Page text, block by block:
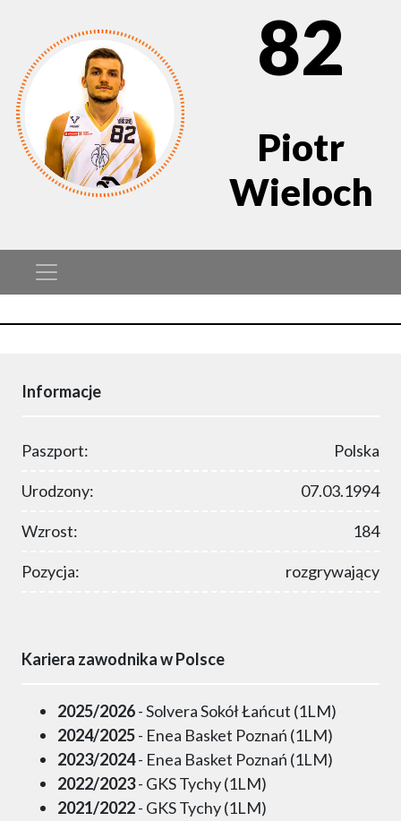
82
Piotr
Wieloch
Informacje
Paszport: Polska
Urodzony: 07.03.1994
Wzrost: 184
Pozycja: rozgrywający
Kariera zawodnika w Polsce
2025/2026- Solvera Sokół Łańcut (1LM)
2024/2025- Enea Basket Poznań (1LM)
2023/2024- Enea Basket Poznań (1LM)
2022/2023- GKS Tychy (1LM)
2021/2022- GKS Tychy (1LM)